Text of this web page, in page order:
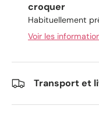
croquer
Habituellement
Voir les
Transport et